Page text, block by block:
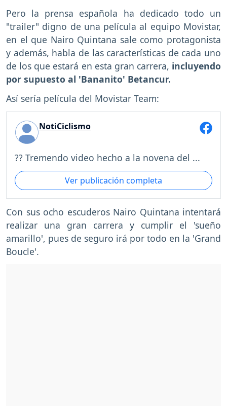
Pero la prensa española ha dedicado todo un
"trailer" digno de una película al equipo Movistar,
en el que Nairo Quintana sale como protagonista
y además, habla de las características de cada uno
de los que estará en esta gran carrera, incluyendo
por supuesto al 'Bananito' Betancur.
Así sería película del Movistar Team:
NotiCiclismo
?? Tremendo video hecho a la novena del ...
Ver publicación completa
Con sus ocho escuderos Nairo Quintana intentará
realizar una gran carrera y cumplir el 'sueño
amarillo', pues de seguro irá por todo en la 'Grand
Boucle'.